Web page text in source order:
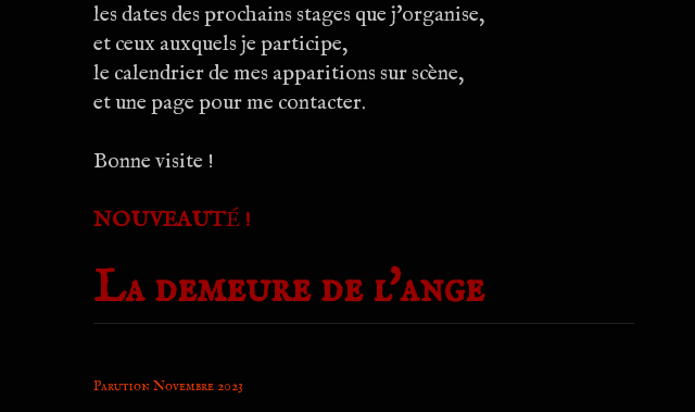
les dates des prochains stages que j'organise,
et ceux auxquels je participe,
le calendrier de mes apparitions sur scène,
et une page pour me contacter.
Bonne visite !
NOUVEAUTÉ !
La demeure de l'ange
Parution Novembre 2023